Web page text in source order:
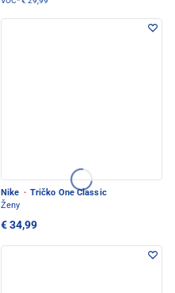
Nike · Tričko One Classic
Ženy
€ 34,99